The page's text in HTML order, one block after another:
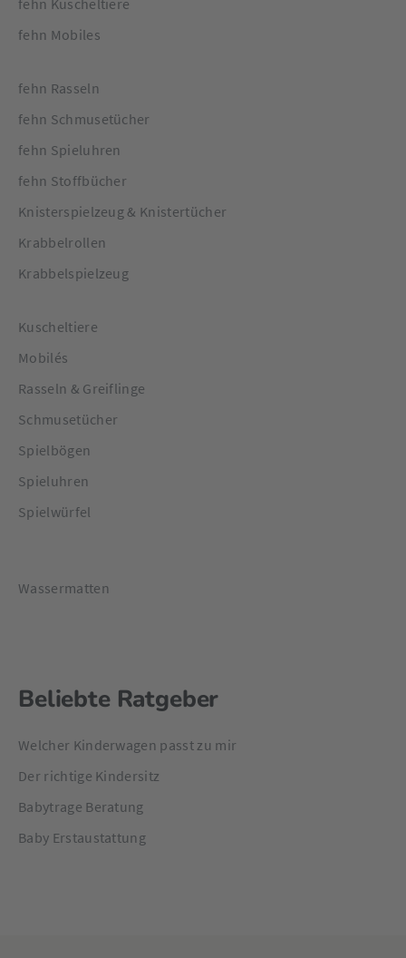
fehn Kuscheltiere
fehn Mobiles
fehn Rasseln
fehn Schmusetücher
fehn Spieluhren
fehn Stoffbücher
Knisterspielzeug & Knistertücher
Krabbelrollen
Krabbelspielzeug
Kuscheltiere
Mobilés
Rasseln & Greiflinge
Schmusetücher
Spielbögen
Spieluhren
Spielwürfel
Wassermatten
Beliebte Ratgeber
Welcher Kinderwagen passt zu mir
Der richtige Kindersitz
Babytrage Beratung
Baby Erstaustattung